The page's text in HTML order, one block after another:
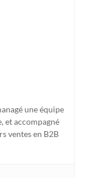
une équipe
et accompagné
ventes en B2B